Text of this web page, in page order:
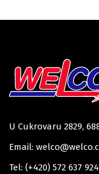
U Cukrovaru 2829,
Email:
Tel: (+420) 572 637 924